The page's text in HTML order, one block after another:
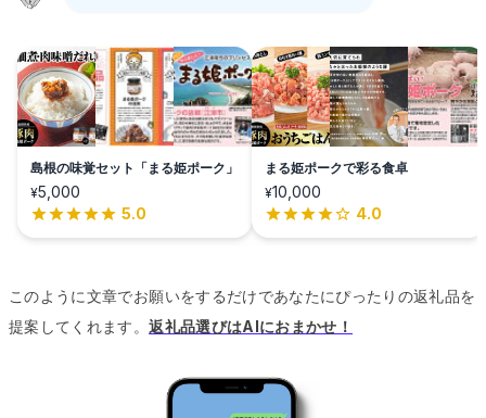
島根の味覚セット「まる姫ポーク」
¥5,000
5.0
まる姫ポークで彩る食卓
¥10,000
4.0
このように文章でお願いをするだけであなたにぴったりの返礼品を
提案してくれます。返礼品選びはAIにおまかせ！